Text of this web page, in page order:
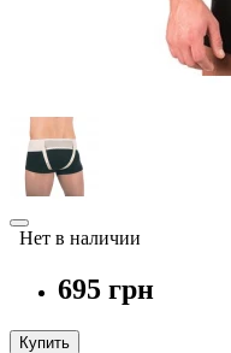
Нет в наличии
695 грн
Купить